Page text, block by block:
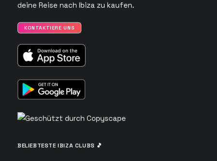
deine Reise nach Ibiza zu kaufen.
KONTAKTIERE UNS
BELIEBTESTE IBIZA CLUBS 🎵